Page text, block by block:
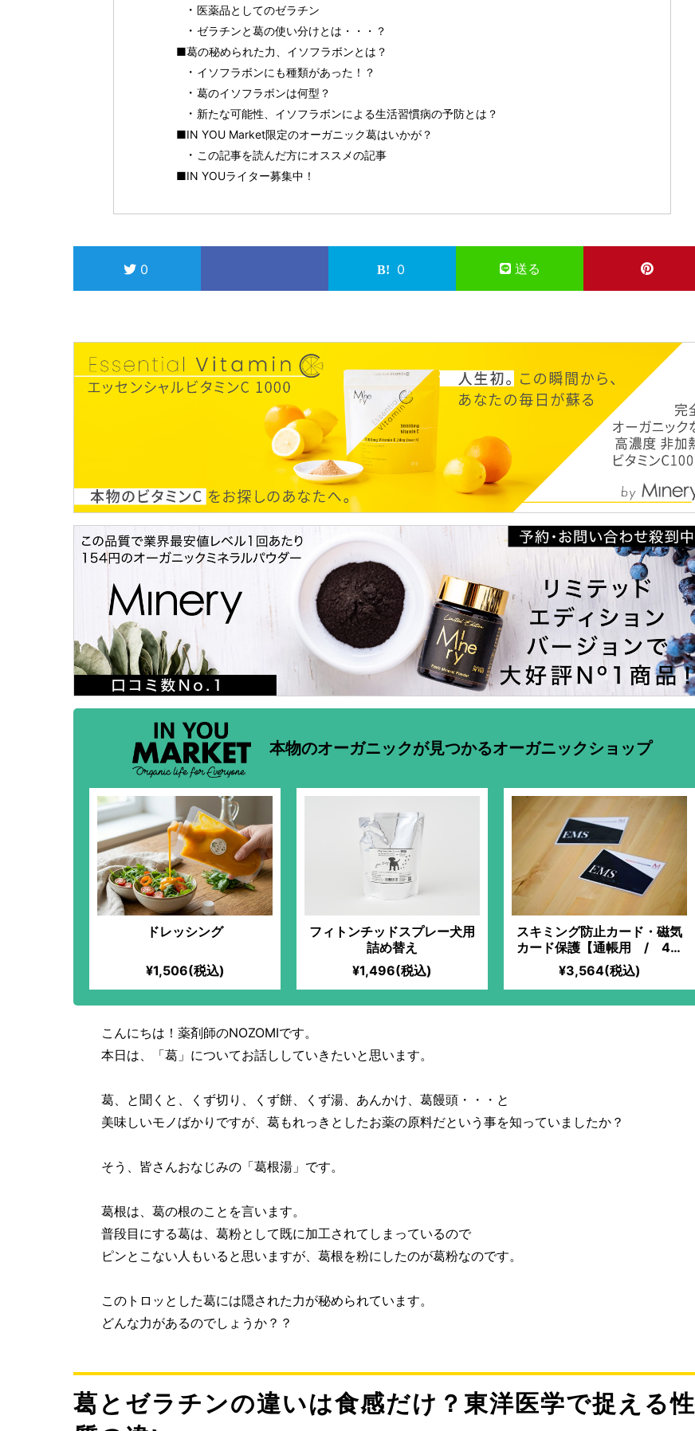
医薬品としてのゼラチン
ゼラチンと葛の使い分けとは・・・？
■葛の秘められた力、イソフラボンとは？
イソフラボンにも種類があった！？
葛のイソフラボンは何型？
新たな可能性、イソフラボンによる生活習慣病の予防とは？
■IN YOU Market限定のオーガニック葛はいかが？
この記事を読んだ方にオススメの記事
■IN YOUライター募集中！
0 0 送る
本物のオーガニックが見つかるオーガニックショップ
ドレッシング
¥1,506(税込)
フィトンチッドスプレー犬用
詰め替え
¥1,496(税込)
スキミング防止カード・磁気
カード保護【通帳用 / 4枚
組】
¥3,564(税込)
こんにちは！薬剤師のNOZOMIです。
本日は、「葛」についてお話ししていきたいと思います。
葛、と聞くと、くず切り、くず餅、くず湯、あんかけ、葛饅頭・・・と
美味しいモノばかりですが、葛もれっきとしたお薬の原料だという事を知っていましたか？
そう、皆さんおなじみの「葛根湯」です。
葛根は、葛の根のことを言います。
普段目にする葛は、葛粉として既に加工されてしまっているので
ピンとこない人もいると思いますが、葛根を粉にしたのが葛粉なのです。
このトロッとした葛には隠された力が秘められています。
どんな力があるのでしょうか？？
葛とゼラチンの違いは食感だけ？東洋医学で捉える性